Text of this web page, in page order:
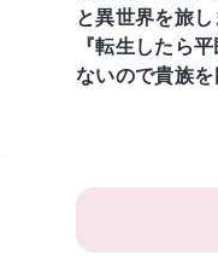
と異世界を旅し
『転生したら
ないので貴族を